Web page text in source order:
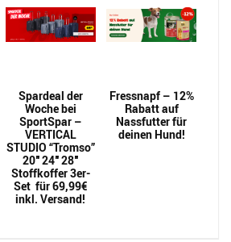
Spardeal der
Woche bei
SportSpar –
VERTICAL
STUDIO “Tromso”
20″ 24″ 28″
Stoffkoffer 3er-
Set für 69,99€
inkl. Versand!
Fressnapf – 12%
Rabatt auf
Nassfutter für
deinen Hund!